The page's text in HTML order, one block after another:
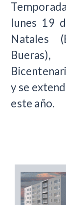
lunes 19
Natales
y se
este año.